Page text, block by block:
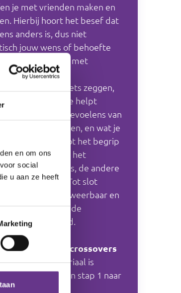
en om ons
social
u aan ze heeft
je met vrienden maken en
Hierbij hoort het besef dat
anders is, dus niet
jouw wens of behoefte
gaat aan de slag met
drie reacties: niets zeggen,
of praten. Je helpt
vriendschap gevoelens van
Klein te herkennen, en wat je
doet. Je vergroot het begrip
en reactie. Dit is het
van: jij doet iets, de andere
en omgekeerd. Tot slot
de vaardigheden: weerbaar en
stoppen met de
komt aan bod.
je het op? en crossovers
van het materiaal is
je werkt van stap 1 naar